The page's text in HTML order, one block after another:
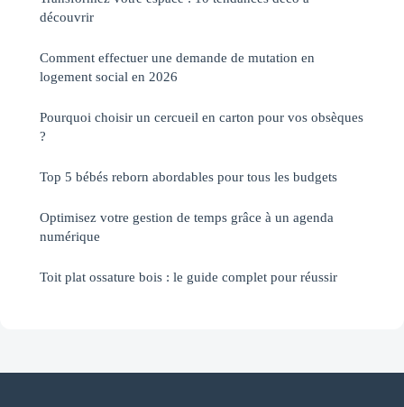
découvrir
Comment effectuer une demande de mutation en
logement social en 2026
Pourquoi choisir un cercueil en carton pour vos obsèques
?
Top 5 bébés reborn abordables pour tous les budgets
Optimisez votre gestion de temps grâce à un agenda
numérique
Toit plat ossature bois : le guide complet pour réussir